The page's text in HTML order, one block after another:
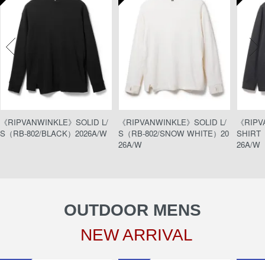
《RIPVANWINKLE》SOLID L/
S（RB-802/BLACK）2026A/W
《RIPVANWINKLE》SOLID L/
S（RB-802/SNOW WHITE）20
26A/W
《
SHIRT
26A/W
OUTDOOR MENS
NEW ARRIVAL